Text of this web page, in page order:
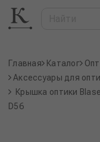
Главная Каталог
Аксессуары для
Крышка оптики
D56